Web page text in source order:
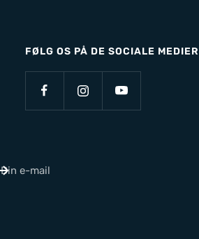
Din e-mail
FØLG OS PÅ DE SOCIALE MEDIER